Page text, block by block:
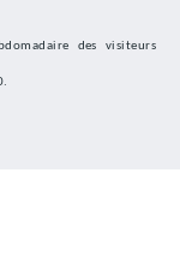
des visiteurs